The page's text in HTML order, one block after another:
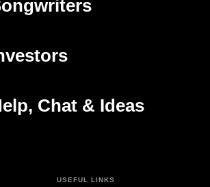
new tab)
new tab)
Chat & Ideas
new tab)
USEFUL LINKS